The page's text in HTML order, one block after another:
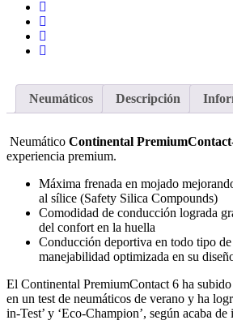
Neumáticos Descripción
Neumático Continental
experiencia premium.
Máxima frenada en mojado
al sílice (Safety Silica Compounds)
Comodidad de conducción lograda
del confort en la huella
Conducción deportiva en todo tipo
manejabilidad optimizada en su
El Continental PremiumContact 6 ha
en un test de neumáticos de verano y ha
in-Test’ y ‘Eco-Champion’, según acaba